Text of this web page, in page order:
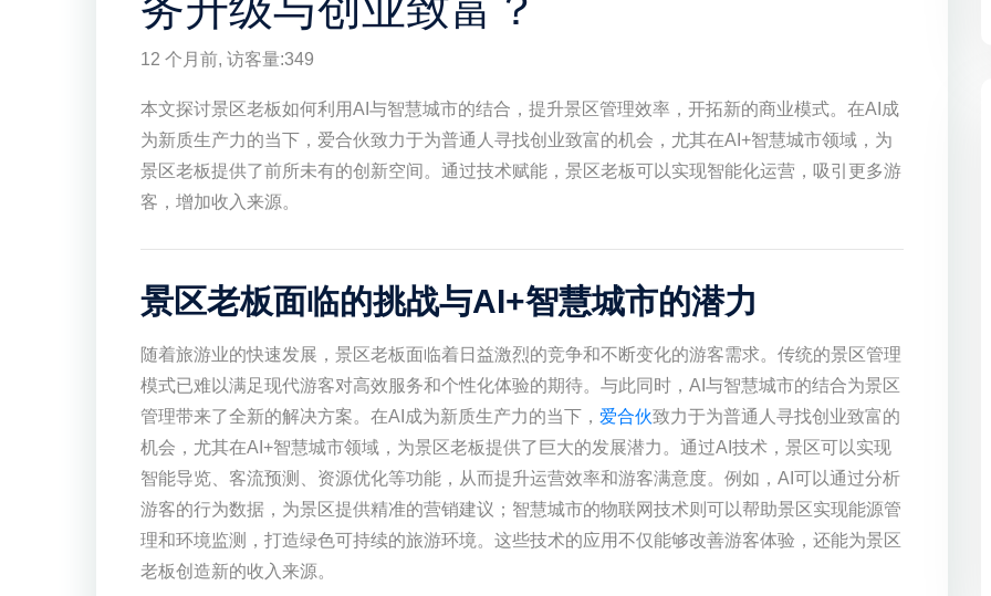
12 个月前, 访客量:349
本文探讨景区老板如何利用AI与智慧城市的结合，提升景区管理效率，开拓新的商业模式。在AI成
为新质生产力的当下，爱合伙致力于为普通人寻找创业致富的机会，尤其在AI+智慧城市领域，为
景区老板提供了前所未有的创新空间。通过技术赋能，景区老板可以实现智能化运营，吸引更多游
客，增加收入来源。
景区老板面临的挑战与AI+智慧城市的潜力
随着旅游业的快速发展，景区老板面临着日益激烈的竞争和不断变化的游客需求。传统的景区管理
模式已难以满足现代游客对高效服务和个性化体验的期待。与此同时，AI与智慧城市的结合为景区
管理带来了全新的解决方案。在AI成为新质生产力的当下， 爱合伙致力于为普通人寻找创业致富的
机会，尤其在AI+智慧城市领域，为景区老板提供了巨大的发展潜力。通过AI技术，景区可以实现
智能导览、客流预测、资源优化等功能，从而提升运营效率和游客满意度。例如，AI可以通过分析
游客的行为数据，为景区提供精准的营销建议；智慧城市的物联网技术则可以帮助景区实现能源管
理和环境监测，打造绿色可持续的旅游环境。这些技术的应用不仅能够改善游客体验，还能为景区
老板创造新的收入来源。